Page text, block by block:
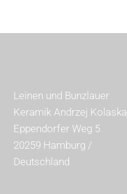
Leinen und Bunzlauer
Keramik Andrzej Kolaska
Eppendorfer Weg 5
20259 Hamburg /
Deutschland